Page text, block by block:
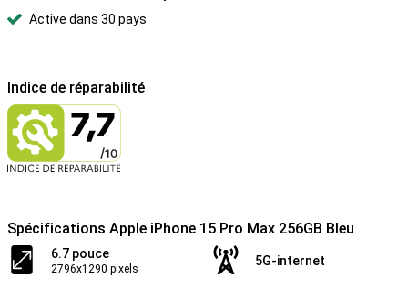
Active dans 30 pays
Indice de réparabilité
Spécifications Apple iPhone 15 Pro Max 256GB Bleu
6.7 pouce
2796x1290 pixels
5G-internet